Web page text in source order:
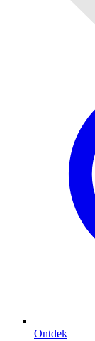
Ontdek